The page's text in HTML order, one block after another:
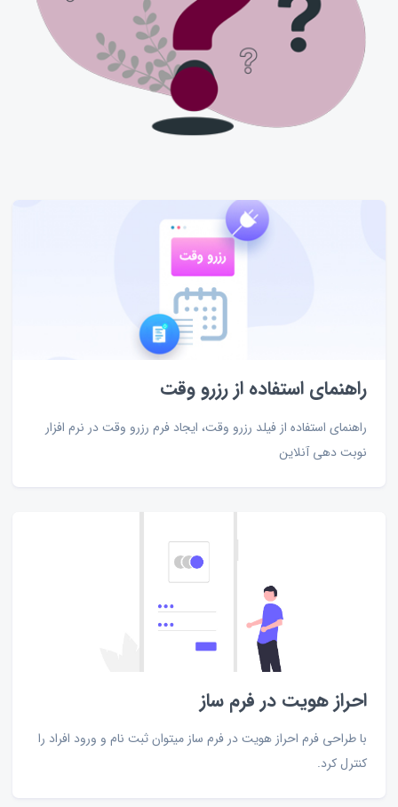
راهنمای استفاده از رزرو وقت
راهنمای استفاده از فیلد رزرو وقت، ایجاد فرم رزرو وقت در نرم افزار
نوبت دهی آنلاین
احراز هویت در فرم ساز
با طراحی فرم احراز هویت در فرم ساز میتوان ثبت نام و ورود افراد را
کنترل کرد.